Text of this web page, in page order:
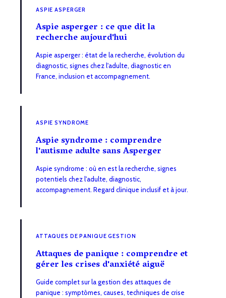
ASPIE ASPERGER
Aspie asperger : ce que dit la
recherche aujourd'hui
Aspie asperger : état de la recherche, évolution du
diagnostic, signes chez l'adulte, diagnostic en
France, inclusion et accompagnement.
ASPIE SYNDROME
Aspie syndrome : comprendre
l'autisme adulte sans Asperger
Aspie syndrome : où en est la recherche, signes
potentiels chez l'adulte, diagnostic,
accompagnement. Regard clinique inclusif et à jour.
ATTAQUES DE PANIQUE GESTION
Attaques de panique : comprendre et
gérer les crises d'anxiété aiguë
Guide complet sur la gestion des attaques de
panique : symptômes, causes, techniques de crise